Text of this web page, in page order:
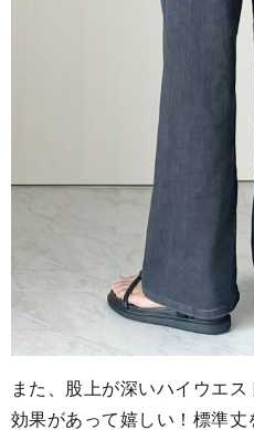
また、股上が深いハイウエ
効果があって嬉しい！標準